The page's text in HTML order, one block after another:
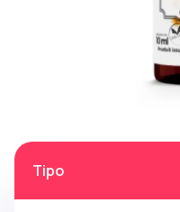
Tipo